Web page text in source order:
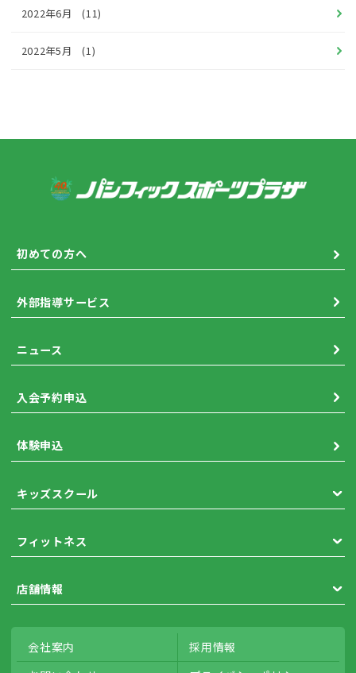
2022年6月 (11)
2022年5月 (1)
初めての方へ
外部指導サービス
ニュース
入会予約申込
体験申込
キッズスクール
フィットネス
店舗情報
会社案内
採用情報